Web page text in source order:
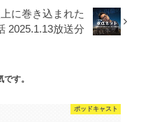
に巻き込まれた
2025.1.13放送分
す。
ポッドキャスト